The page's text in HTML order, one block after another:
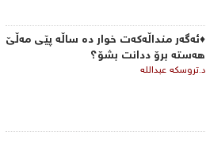
♦ئەگەر منداڵەکەت خوار دە ساڵە پێی مەڵێ
هەستە برۆ ددانت بشۆ؟
د.تروسکە عبداللە